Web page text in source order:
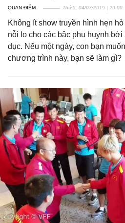
QUAN ĐIỂM Thứ 5, 04/07/2019 | 20:00
Không ít show truyền hình hẹn
nỗi lo cho các bậc phụ huynh
dục. Nếu một ngày, con bạn
chương trình này, bạn sẽ làm gì?